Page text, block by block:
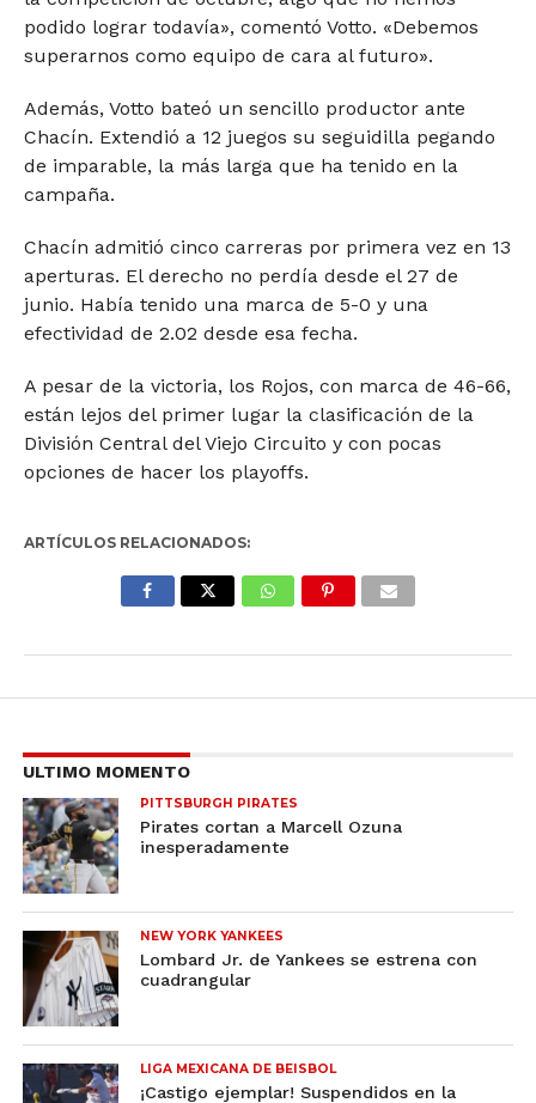
podido lograr todavía», comentó Votto. «Debemos
superarnos como equipo de cara al futuro».
Además, Votto bateó un sencillo productor ante
Chacín. Extendió a 12 juegos su seguidilla pegando
de imparable, la más larga que ha tenido en la
campaña.
Chacín admitió cinco carreras por primera vez en 13
aperturas. El derecho no perdía desde el 27 de
junio. Había tenido una marca de 5-0 y una
efectividad de 2.02 desde esa fecha.
A pesar de la victoria, los Rojos, con marca de 46-66,
están lejos del primer lugar la clasificación de la
División Central del Viejo Circuito y con pocas
opciones de hacer los playoffs.
ARTÍCULOS RELACIONADOS:
ULTIMO MOMENTO
PITTSBURGH PIRATES
Pirates cortan a Marcell Ozuna
inesperadamente
NEW YORK YANKEES
Lombard Jr. de Yankees se estrena con
cuadrangular
LIGA MEXICANA DE BEISBOL
¡Castigo ejemplar! Suspendidos en la